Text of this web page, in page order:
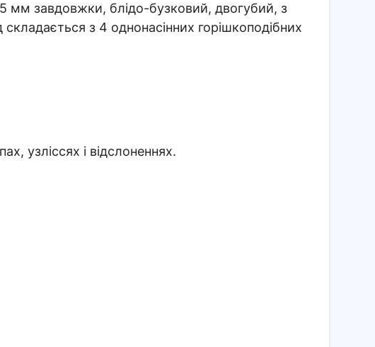
мм завдовжки, блідо-бузковий, двогубий, з
з 4 однонасінних горішкоподібних
узліссях і відслоненнях.